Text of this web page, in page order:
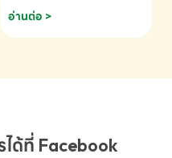
075-691910
อ่านต่อ >
ด้ที่ Facebook